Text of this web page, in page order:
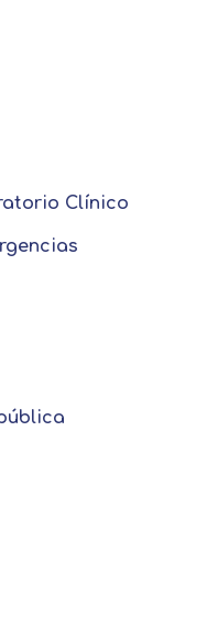
Clínico